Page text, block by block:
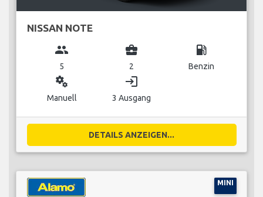
NISSAN NOTE
group
5
business_center
2
local_gas_station
Benzin
miscellaneous_services
Manuell
login
3 Ausgang
DETAILS ANZEIGEN...
MINI